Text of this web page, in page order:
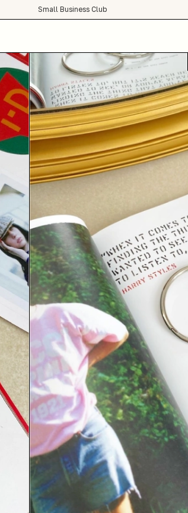
condições de frete grátis para todo Brasil :)